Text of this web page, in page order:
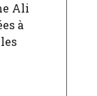
Ali
à